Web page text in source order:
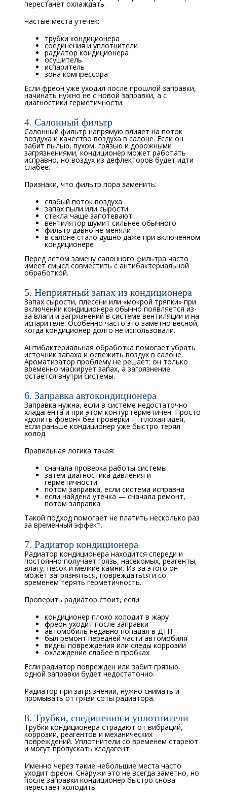
перестанет охлаждать.
Частые места утечек:
трубки кондиционера
соединения и уплотнители
радиатор кондиционера
осушитель
испаритель
зона компрессора
Если фреон уже уходил после прошлой заправки,
начинать нужно не с новой заправки, а с
диагностики герметичности.
4. Салонный фильтр
Салонный фильтр напрямую влияет на поток
воздуха и качество воздуха в салоне. Если он
забит пылью, пухом, грязью и дорожными
загрязнениями, кондиционер может работать
исправно, но воздух из дефлекторов будет идти
слабее.
Признаки, что фильтр пора заменить:
слабый поток воздуха
запах пыли или сырости
стекла чаще запотевают
вентилятор шумит сильнее обычного
фильтр давно не меняли
в салоне стало душно даже при включенном
кондиционере
Перед летом замену салонного фильтра часто
имеет смысл совместить с антибактериальной
обработкой.
5. Неприятный запах из кондиционера
Запах сырости, плесени или «мокрой тряпки» при
включении кондиционера обычно появляется из-
за влаги и загрязнений в системе вентиляции и на
испарителе. Особенно часто это заметно весной,
когда кондиционер долго не использовали.
Антибактериальная обработка помогает убрать
источник запаха и освежить воздух в салоне.
Ароматизатор проблему не решает: он только
временно маскирует запах, а загрязнение
остается внутри системы.
6. Заправка автокондиционера
Заправка нужна, если в системе недостаточно
хладагента и при этом контур герметичен. Просто
«долить фреон» без проверки — плохая идея,
если раньше кондиционер уже быстро терял
холод.
Правильная логика такая:
сначала проверка работы системы
затем диагностика давления и
герметичности
потом заправка, если система исправна
если найдена утечка — сначала ремонт,
потом заправка
Такой подход помогает не платить несколько раз
за временный эффект.
7. Радиатор кондиционера
Радиатор кондиционера находится спереди и
постоянно получает грязь, насекомых, реагенты,
влагу, песок и мелкие камни. Из-за этого он
может загрязняться, повреждаться и со
временем терять герметичность.
Проверить радиатор стоит, если:
кондиционер плохо холодит в жару
фреон уходит после заправки
автомобиль недавно попадал в ДТП
был ремонт передней части автомобиля
видны повреждения или следы коррозии
охлаждение слабее в пробках
Если радиатор поврежден или забит грязью,
одной заправки будет недостаточно.
Радиатор при загрязнении, нужно снимать и
промывать от грязи соты радиатора.
8. Трубки, соединения и уплотнители
Трубки кондиционера страдают от вибраций,
коррозии, реагентов и механических
повреждений. Уплотнители со временем стареют
и могут пропускать хладагент.
Именно через такие небольшие места часто
уходит фреон. Снаружи это не всегда заметно, но
после заправки кондиционер быстро снова
перестает холодить.